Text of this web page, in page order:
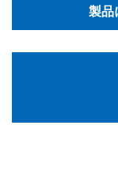
製品